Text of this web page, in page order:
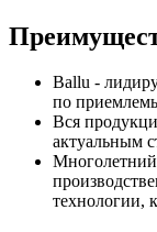
Ballu -
по
Вся
актуальным
Многолетний
технологии,